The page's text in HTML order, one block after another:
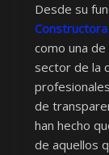
Desde su
como una
sector de la
de
han hecho
de aquellos